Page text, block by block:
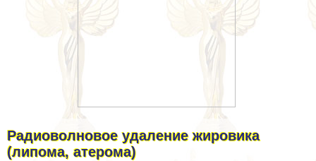
Радиоволновое удаление жировика
(липома, атерома)